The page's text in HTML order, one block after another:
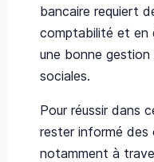
bancaire requiert
comptabilité et en
une bonne
sociales.
Pour réussir dans
rester informé des
notamment à